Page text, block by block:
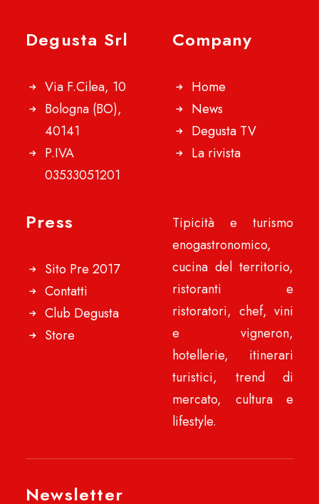
Degusta Srl
Via F.Cilea, 10
Bologna (BO),
40141
P.IVA
03533051201
Company
Home
News
Degusta TV
La rivista
Press
Sito Pre 2017
Contatti
Club Degusta
Store
Tipicità e turismo
enogastronomico,
cucina del territorio,
ristoranti e
ristoratori, chef, vini
e vigneron,
hotellerie, itinerari
turistici, trend di
mercato, cultura e
lifestyle.
Newsletter